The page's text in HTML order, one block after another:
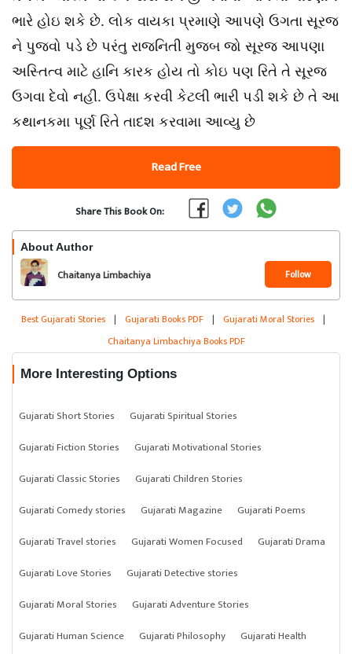
ભારે હોઇ શકે છે. લોક વાયકા પ્રમાણે આપણે ઉગતા સૂરજ
ને પુજવો પડે છે પરંતુ રાજનિતી મુજબ જો સૂરજ આપણા
અસ્તિત્વ માટે હાનિ કારક હોય તો કોઇ પણ રિતે તે સૂરજ
ઉગવા દેવો નહી. ઉપેક્ષા કરવી કેટલી ભારી પડી શકે છે તે આ
કથાનકમા પૂર્ણ રિતે તાદશ કરવામા આવ્યુ છે
Read Free
Share This Book On:
About Author
Chaitanya Limbachiya Follow
Best Gujarati Stories | Gujarati Books PDF | Gujarati Moral Stories |
Chaitanya Limbachiya Books PDF
More Interesting Options
Gujarati Short Stories
Gujarati Spiritual Stories
Gujarati Fiction Stories
Gujarati Motivational Stories
Gujarati Classic Stories
Gujarati Children Stories
Gujarati Comedy stories
Gujarati Magazine
Gujarati Poems
Gujarati Travel stories
Gujarati Women Focused
Gujarati Drama
Gujarati Love Stories
Gujarati Detective stories
Gujarati Moral Stories
Gujarati Adventure Stories
Gujarati Human Science
Gujarati Philosophy Gujarati Health